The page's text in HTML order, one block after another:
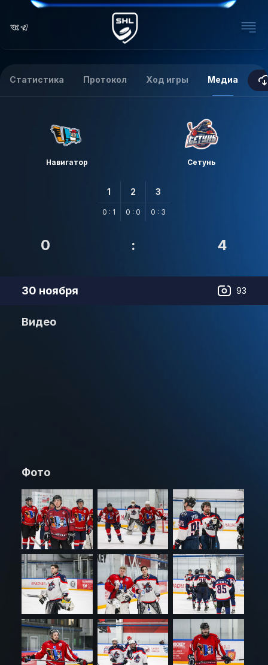
Статистика Протокол Ход игры Медиа
Навигатор Сетунь
1
0 : 1
2
0 : 0
3
0 : 3
0 : 4
30 ноября 93
Видео
Фото